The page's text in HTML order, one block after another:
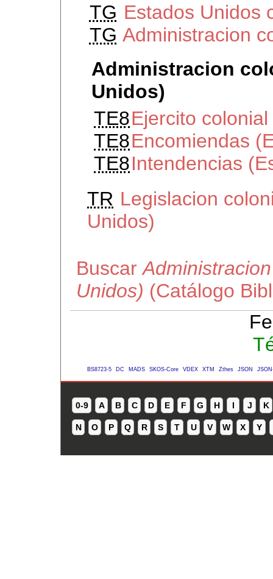
TG Estados Unidos
TG Administracion
Administracion
Unidos)
TE8Ejercito
TE8Encomiendas
TE8Intendencias
TR Legislacion
Unidos)
Buscar
Unidos) (Catálogo
BS8723-5 DC MADS SKOS-Core VDEX XTM Zthes JSON
0-9 A B C D E F G H I J K
N O P Q R S T U V W X Y